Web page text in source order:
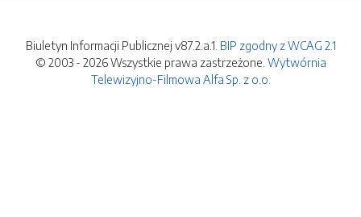
Biuletyn Informacji Publicznej v87.2.a.1. BIP zgodny z WCAG 2.1
© 2003 - 2026 Wszystkie prawa zastrzeżone. Wytwórnia
Telewizyjno-Filmowa Alfa Sp. z o.o.